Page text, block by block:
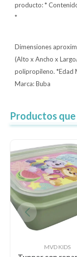
producto: *
*
Dimensiones
(Alto x Ancho x
polipropileno. *Edad
Marca: Buba
Productos
MVD KIDS
Local MVD Kids